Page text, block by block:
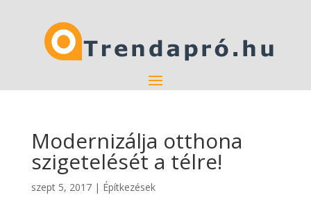
Modernizálja otthona
szigetelését a télre!
szept 5, 2017| Építkezések